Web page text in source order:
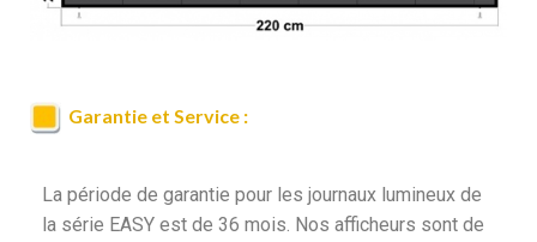
Garantie et Service :
La période de garantie pour les journaux lumineux de
la série EASY est de 36 mois. Nos afficheurs sont de